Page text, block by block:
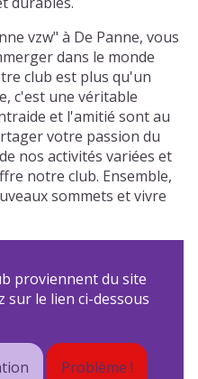
vzw" à De Panne, vous
dans le monde
club est plus qu'un
c'est une véritable
et l'amitié sont au
votre passion du
nos activités variées et
notre club. Ensemble,
sommets et vivre
proviennent du site
sur le lien ci-dessous
Problème !